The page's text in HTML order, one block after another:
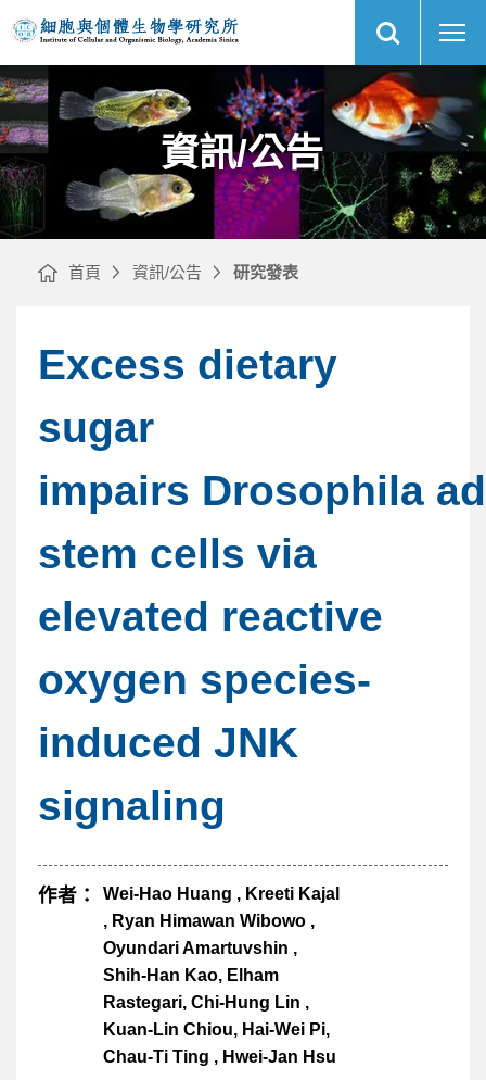
TFI
specifies
entorhinal
cortex
identity
and
differential
cell
adhesion
to
determine
the
integrity
of
its
boundary
with
neocortex
央
研
細
胞
與
個
生
物
學
研
究
所
網
站
搜
網
站
主
選
資訊/公告
首頁 資訊/公告 研究發表
Excess dietary
sugar
impairs Drosophila
stem cells via
elevated reactive
oxygen species-
induced JNK
signaling
作者：
Wei-Hao Huang , Kreeti Kajal
, Ryan Himawan Wibowo ,
Oyundari Amartuvshin ,
Shih-Han Kao, Elham
Rastegari, Chi-Hung Lin ,
Kuan-Lin Chiou, Hai-Wei Pi,
Chau-Ti Ting , Hwei-Jan Hsu